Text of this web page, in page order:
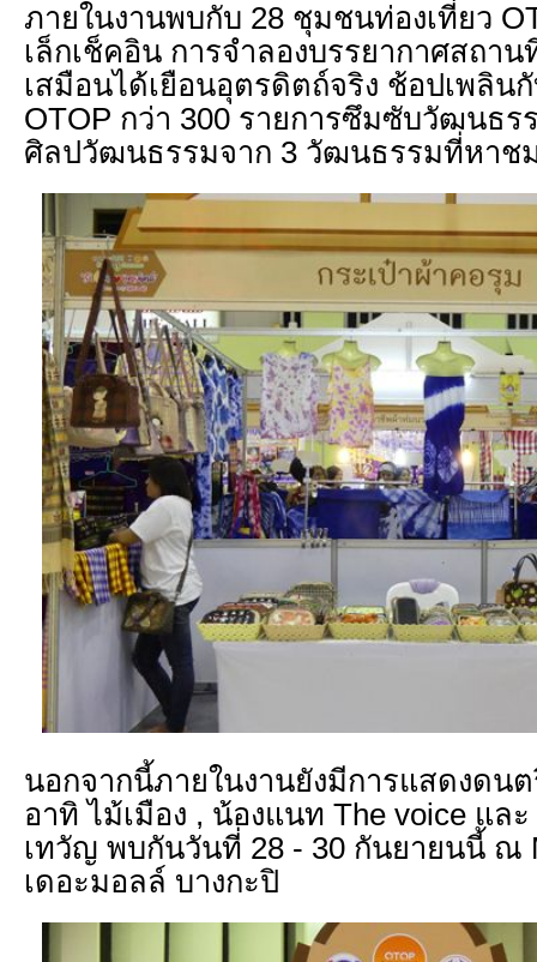
ภายในงานพบกับ 28 ชุมชนท่องเที่ยว
เล็กเช็คอิน การจำลองบรรยากาศสถาน
เสมือนได้เยือนอุตรดิตถ์จริง ช้อปเพลิ
OTOP กว่า 300 รายการซึมซับวัฒนธร
ศิลปวัฒนธรรมจาก 3 วัฒนธรรมที่หาช
นอกจากนี้ภายในงานยังมีการแสดงดน
อาทิ ไม้เมือง , น้องแนท The voice แล
เทวัญ พบกันวันที่ 28 - 30 กันยายนนี้ ณ
เดอะมอลล์ บางกะปิ